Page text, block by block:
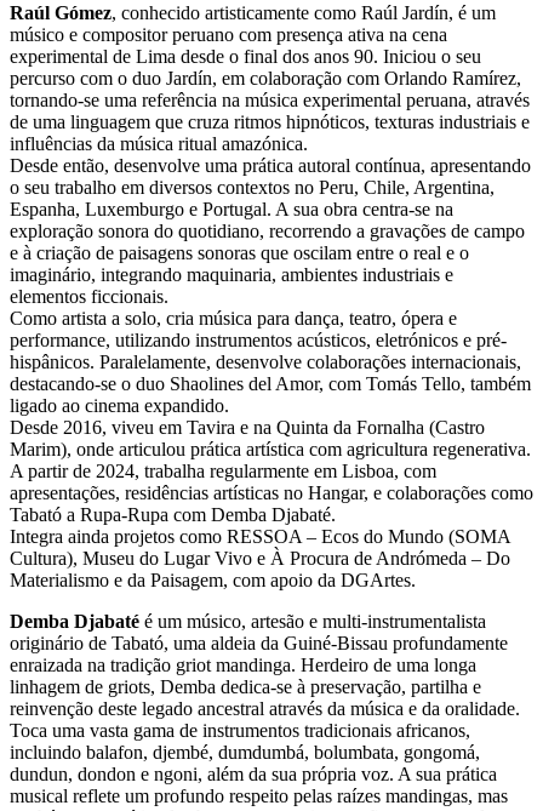
Raúl Gómez, conhecido artisticamente como Raúl Jardín, é um
músico e compositor peruano com presença ativa na cena
experimental de Lima desde o final dos anos 90. Iniciou o seu
percurso com o duo Jardín, em colaboração com Orlando Ramírez,
tornando-se uma referência na música experimental peruana, através
de uma linguagem que cruza ritmos hipnóticos, texturas industriais e
influências da música ritual amazónica.
Desde então, desenvolve uma prática autoral contínua, apresentando
o seu trabalho em diversos contextos no Peru, Chile, Argentina,
Espanha, Luxemburgo e Portugal. A sua obra centra-se na
exploração sonora do quotidiano, recorrendo a gravações de campo
e à criação de paisagens sonoras que oscilam entre o real e o
imaginário, integrando maquinaria, ambientes industriais e
elementos ficcionais.
Como artista a solo, cria música para dança, teatro, ópera e
performance, utilizando instrumentos acústicos, eletrónicos e pré-
hispânicos. Paralelamente, desenvolve colaborações internacionais,
destacando-se o duo Shaolines del Amor, com Tomás Tello, também
ligado ao cinema expandido.
Desde 2016, viveu em Tavira e na Quinta da Fornalha (Castro
Marim), onde articulou prática artística com agricultura regenerativa.
A partir de 2024, trabalha regularmente em Lisboa, com
apresentações, residências artísticas no Hangar, e colaborações como
Tabató a Rupa-Rupa com Demba Djabaté.
Integra ainda projetos como RESSOA – Ecos do Mundo (SOMA
Cultura), Museu do Lugar Vivo e À Procura de Andrómeda – Do
Materialismo e da Paisagem, com apoio da DGArtes.
Demba Djabaté é um músico, artesão e multi-instrumentalista
originário de Tabató, uma aldeia da Guiné-Bissau profundamente
enraizada na tradição griot mandinga. Herdeiro de uma longa
linhagem de griots, Demba dedica-se à preservação, partilha e
reinvenção deste legado ancestral através da música e da oralidade.
Toca uma vasta gama de instrumentos tradicionais africanos,
incluindo balafon, djembé, dumdumbá, bolumbata, gongomá,
dundun, dondon e ngoni, além da sua própria voz. A sua prática
musical reflete um profundo respeito pelas raízes mandingas, mas